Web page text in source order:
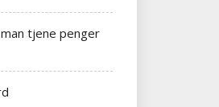
tjene penger